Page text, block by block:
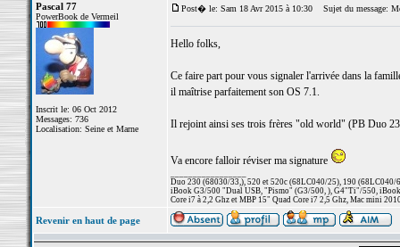
Pascal 77
PowerBook de Vermeil
Inscrit le: 06 Oct 2012
Messages: 736
Localisation: Seine et Marne
Post� le: Sam 18 Avr 2015 à 10:30 Sujet du message:
Hello folks,
Ce faire part pour vous signaler l'arrivée dans la
il maîtrise parfaitement son OS 7.1.
Il rejoint ainsi ses trois frères "old world" (PB Duo
Va encore falloir réviser ma signature
Duo 230 (68030/33,), 520 et 520c (68LC040/25), 190 (68LC040/
iBook G3/500 "Dual USB, "Pismo" (G3/500, ), G4"Ti"/550,
Core i7 à 2,2 Ghz et MBP 15" Quad Core i7 2,5 Ghz, Mac mini
Revenir en haut de page